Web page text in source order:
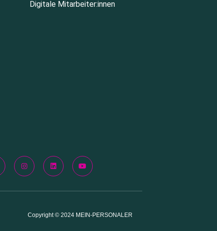
Digitale Mitarbeiter:innen
Copyright © 2024 MEIN-PERSONALER